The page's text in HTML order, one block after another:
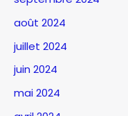
août 2024
juillet 2024
juin 2024
mai 2024